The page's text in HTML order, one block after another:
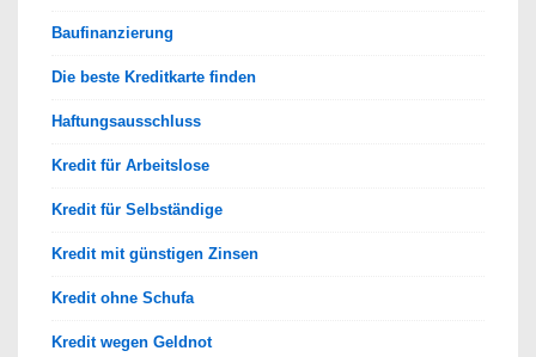
Baufinanzierung
Die beste Kreditkarte finden
Haftungsausschluss
Kredit für Arbeitslose
Kredit für Selbständige
Kredit mit günstigen Zinsen
Kredit ohne Schufa
Kredit wegen Geldnot